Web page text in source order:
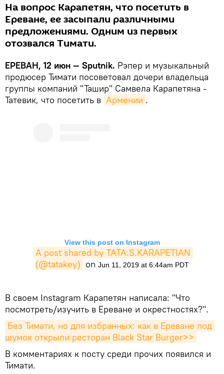
На вопрос Карапетян, что посетить в
Ереване, ее засыпали различными
предложениями. Одним из первых
отозвался Тимати.
ЕРЕВАН, 12 июн — Sputnik. Рэпер и музыкальный
продюсер Тимати посоветовал дочери владельца
группы компаний "Ташир" Самвела Карапетяна -
Татевик, что посетить в Армении .
View this post on Instagram
A post shared by TATA.S.KARAPETIAN
(@tatakey) on Jun 11, 2019 at 6:44am PDT
В своем Instagram Карапетян написала: "Что
посмотреть/изучить в Ереване и окрестностях?".
Без Тимати, но для избранных: как в Ереване под
шумок открыли ресторан Black Star Burger>>
В комментариях к посту среди прочих появился и
Тимати.